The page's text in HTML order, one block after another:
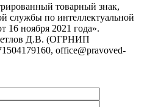
товарный знак,
службы по интеллектуальной
16 ноября 2021 года».
Д.В. (ОГРНИП
office@pravoved-